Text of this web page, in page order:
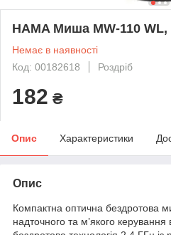
HAMA Миша MW-110
Немає в наявності
Код: 00182618
Роздріб
182 ₴
Опис Характеристики
Опис
Компактна оптична бездротова
надточного та м’якого